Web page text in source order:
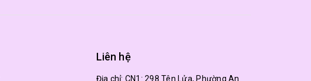
Liên hệ
Địa chỉ: CN1: 298 Tên Lửa, Phường An